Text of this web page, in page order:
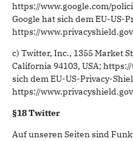
https://www.google.com/
Google hat sich dem EU-US-
https://
c) Twitter, Inc., 1355 Market
California 94103, USA;
sich dem EU-US-Privacy-
https://
§18 Twitter
Auf unseren Seiten sind